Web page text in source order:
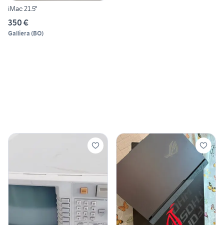
iMac 21.5"
350 €
Galliera (BO)